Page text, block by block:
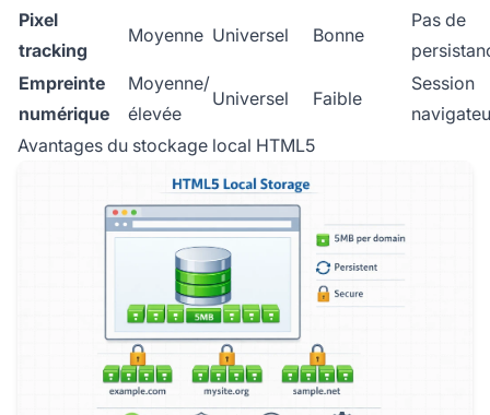
Pixel
tracking
Moyenne Universel Bonne
Pas de
Empreinte
numérique
Moyenne/
élevée
Universel Faible
Session
Avantages du stockage local HTML5